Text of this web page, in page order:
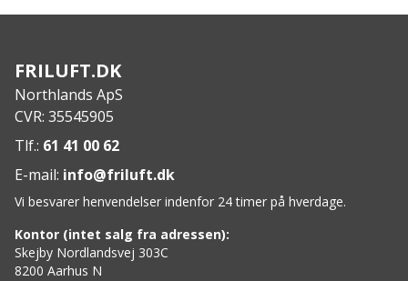
Blød skumpude på bagsiden
Lysstyrke: Max 450 lm / Standard 120 lm /
Lysdæmpning 180 – 6 lm
Lysvinkel: 10°- 70°
Lysstråle: 210 m
Lysdæmpning 3-100t
Vægt: 148 g
Strømkilde: Li-Po
Temperaturer: -20°C – +35°C
FRILUFT.DK
Northlands ApS
CVR: 35545905
Tlf.: 61 41 00 62
E-mail: info@friluft.dk
Vi besvarer henvendelser indenfor 24 timer på hverdage.
Kontor (intet salg fra adressen):
Skejby Nordlandsvej 303C
8200 Aarhus N